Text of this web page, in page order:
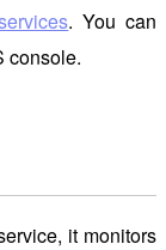
. You can
console.
it monitors